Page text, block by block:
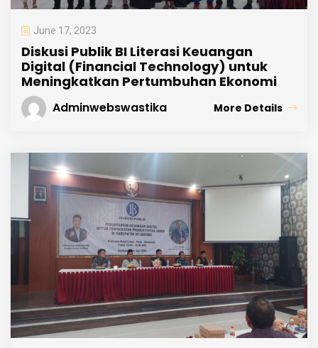
June 17, 2023
Diskusi Publik BI Literasi Keuangan
Digital (Financial Technology) untuk
Meningkatkan Pertumbuhan Ekonomi
Adminwebswastika More Details